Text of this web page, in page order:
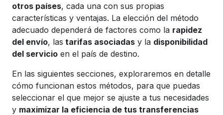
otros países, cada una con sus propias
características y ventajas. La elección del método
adecuado dependerá de factores como la rapidez
del envío, las tarifas asociadas y la disponibilidad
del servicio en el país de destino.
En las siguientes secciones, exploraremos en detalle
cómo funcionan estos métodos, para que puedas
seleccionar el que mejor se ajuste a tus necesidades
y maximizar la eficiencia de tus transferencias